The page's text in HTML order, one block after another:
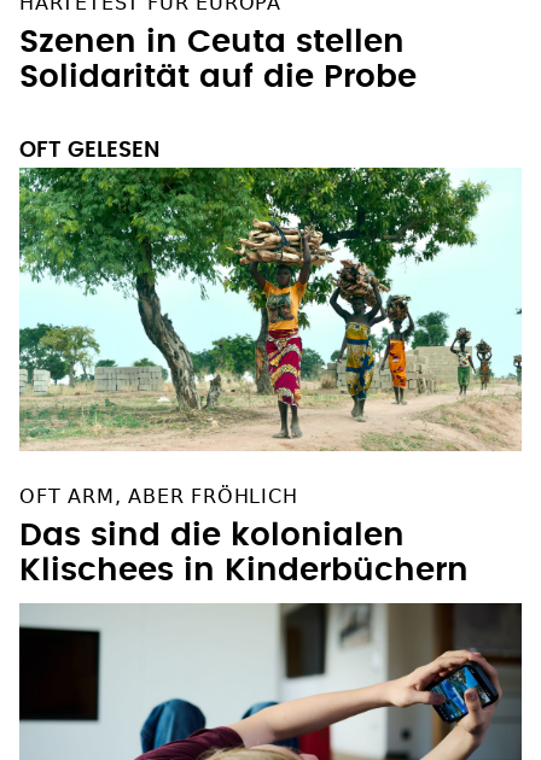
HÄRTETEST FÜR EUROPA
Szenen in Ceuta stellen
OFT GELESEN
OFT ARM, ABER FRÖHLICH
Das sind die kolonialen